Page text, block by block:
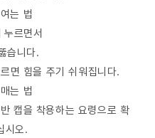
는 법
르면서
습니다.
면 힘을 주기 쉬워집니다.
는 법
캡을 착용하는 요령으로 확
시오.